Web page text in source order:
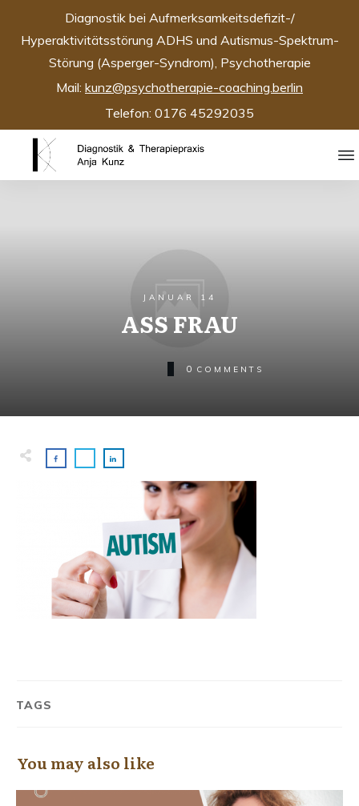
Diagnostik bei Aufmerksamkeitsdefizit-/
Hyperaktivitätsstörung ADHS und Autismus-Spektrum-
Störung (Asperger-Syndrom), Psychotherapie
Mail: kunz@psychotherapie-coaching.berlin
Telefon: 0176 45292035
JANUAR 14
ASS FRAU
0 COMMENTS
TAGS
You may also like